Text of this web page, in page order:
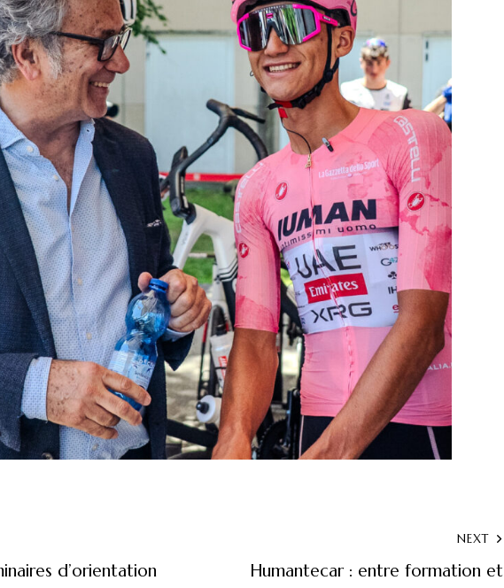
d’orientation
NEXT
Humantecar : entre formation et